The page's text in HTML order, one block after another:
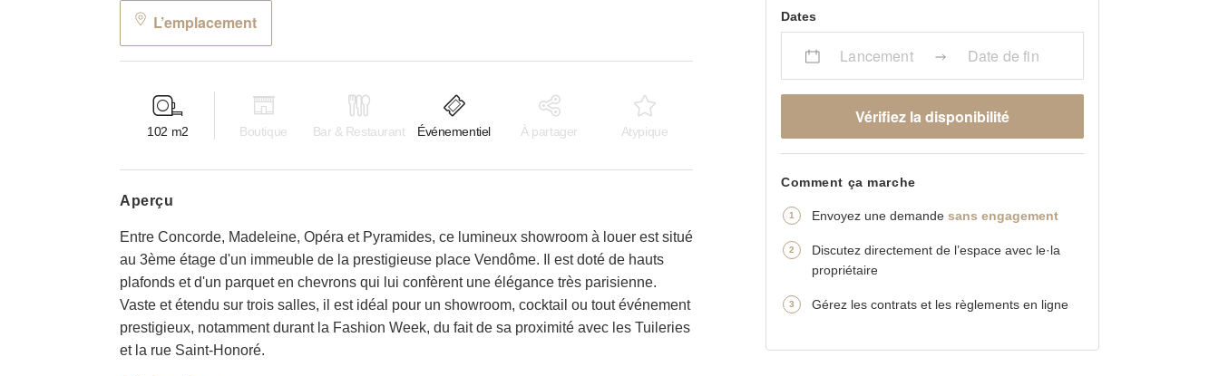
L’emplacement
102 m2 Boutique Bar & Restaurant Événementiel À partager Atypique
aperçu
Entre Concorde, Madeleine, Opéra et Pyramides, ce lumineux showroom à louer est situé
au 3ème étage d'un immeuble de la prestigieuse place Vendôme. Il est doté de hauts
plafonds et d'un parquet en chevrons qui lui confèrent une élégance très parisienne.
Vaste et étendu sur trois salles, il est idéal pour un showroom, cocktail ou tout événement
prestigieux, notamment durant la Fashion Week, du fait de sa proximité avec les Tuileries
et la rue Saint-Honoré.
Dates
Lancement Date de fin
Vérifiez la disponibilité
Comment ça marche
Envoyez une demandesans engagement
Discutez directement de l’espace avec le·la
propriétaire
Gérez les contrats et les règlements en ligne